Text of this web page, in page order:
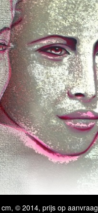
© 2014, prijs op aanvraag